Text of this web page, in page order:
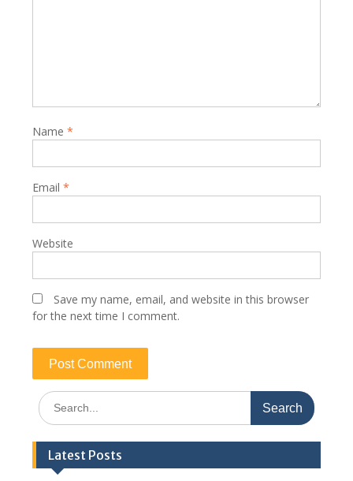
Name *
Email *
Website
Save my name, email, and website in this browser
for the next time I comment.
Search
for:
Latest Posts